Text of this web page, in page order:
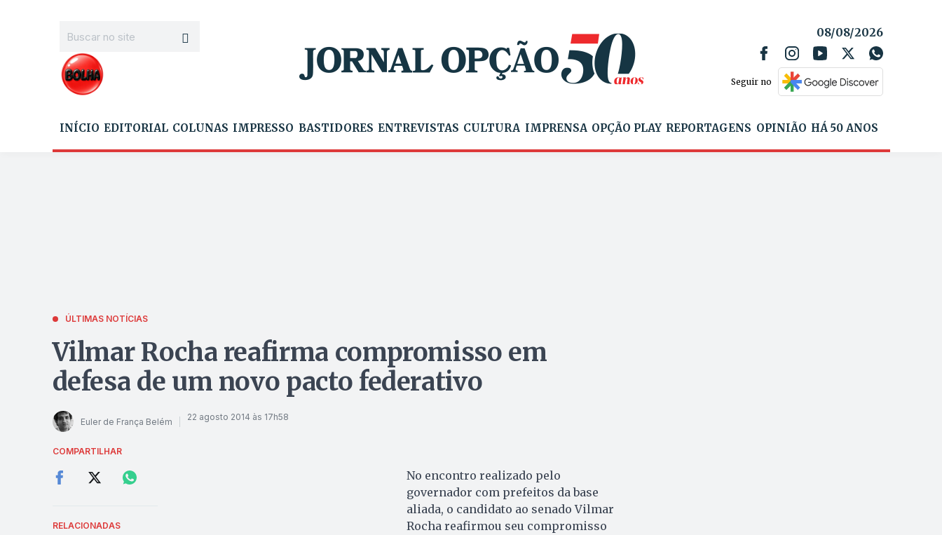
08/08/2026
Seguir no
INÍCIO EDITORIAL COLUNAS IMPRESSO BASTIDORES ENTREVISTAS CULTURA IMPRENSA OPÇÃO PLAY REPORTAGENS OPINIÃO HÁ 50 ANOS
ÚLTIMAS NOTÍCIAS
Vilmar Rocha reafirma compromisso em
defesa de um novo pacto federativo
Euler de França Belém 22 agosto 2014 às 17h58
COMPARTILHAR
RELACIONADAS
No encontro realizado pelo
governador com prefeitos da base
aliada, o candidato ao senado Vilmar
Rocha reafirmou seu compromisso